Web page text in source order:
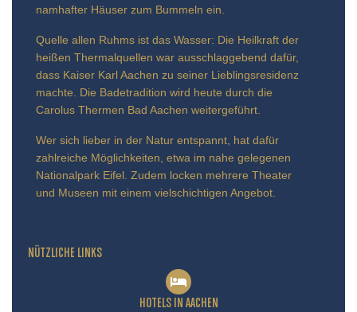
namhafter Häuser zum Bummeln ein.
Quelle allen Ruhms ist das Wasser: Die Heilkraft der
heißen Thermalquellen war ausschlaggebend dafür,
dass Kaiser Karl Aachen zu seiner Lieblingsresidenz
machte. Die Badetradition wird heute durch die
Carolus Thermen Bad Aachen weitergeführt.
Wer sich lieber in der Natur entspannt, hat dafür
zahlreiche Möglichkeiten, etwa im nahe gelegenen
Nationalpark Eifel. Zudem locken mehrere Theater
und Museen mit einem vielschichtigen Angebot.
NÜTZLICHE LINKS
HOTELS IN AACHEN